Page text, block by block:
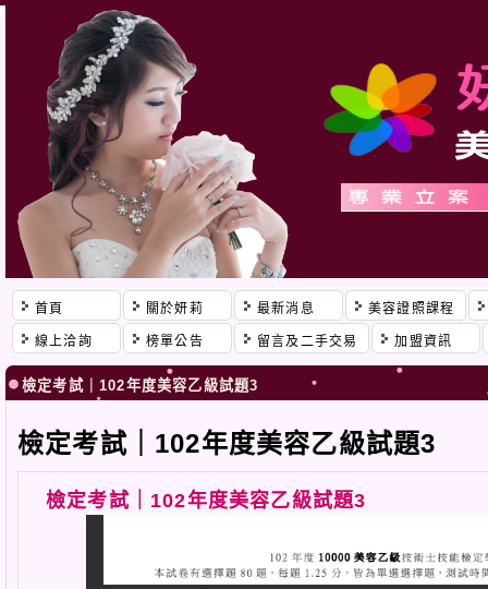
首頁 關於妍莉 最新消息 美容證照課程
線上洽詢 榜單公告 留言及二手交易 加盟資訊
檢定考試｜102年度美容乙級試題3
檢定考試｜102年度美容乙級試題3
檢定考試｜102年度美容乙級試題3